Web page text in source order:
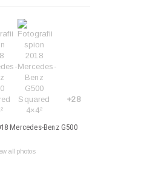
+28
Mercedes-Benz G500
all photos